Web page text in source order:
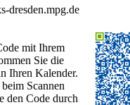
dresden.mpg.de
mit Ihrem
Sie die
Ihren Kalender.
Scannen
den Code durch